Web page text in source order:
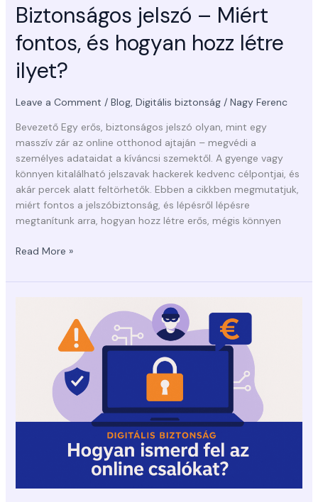
Biztonságos jelszó – Miért
fontos, és hogyan hozz létre
ilyet?
Leave a Comment / Blog, Digitális biztonság/ Nagy Ferenc
Bevezető Egy erős, biztonságos jelszó olyan, mint egy
masszív zár az online otthonod ajtaján – megvédi a
személyes adataidat a kíváncsi szemektől. A gyenge vagy
könnyen kitalálható jelszavak hackerek kedvenc célpontjai, és
akár percek alatt feltörhetők. Ebben a cikkben megmutatjuk,
miért fontos a jelszóbiztonság, és lépésről lépésre
megtanítunk arra, hogyan hozz létre erős, mégis könnyen
Read More »
csalókat?